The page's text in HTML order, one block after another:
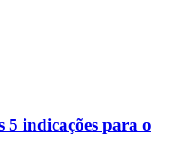
5 indicações para o